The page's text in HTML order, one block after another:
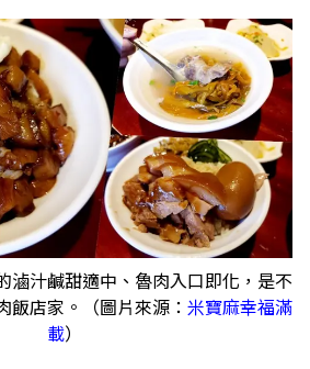
汁鹹甜適中、魯肉入口即化，是不
飯店家。（圖片來源： 米寶麻幸福滿
載）